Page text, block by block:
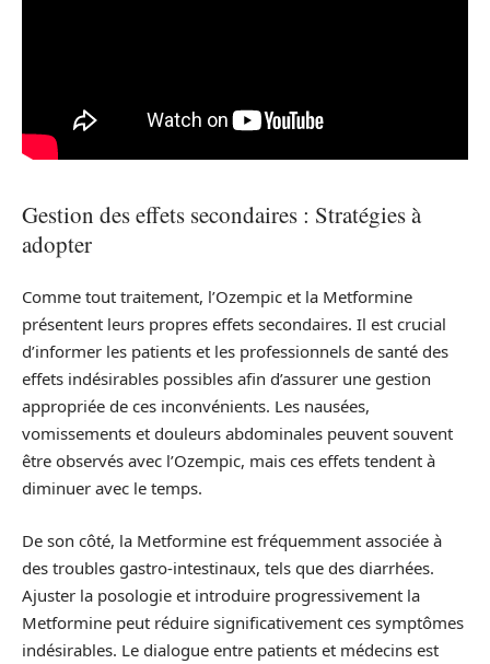
Gestion des effets secondaires : Stratégies à
adopter
Comme tout traitement, l’Ozempic et la Metformine
présentent leurs propres effets secondaires. Il est crucial
d’informer les patients et les professionnels de santé des
effets indésirables possibles afin d’assurer une gestion
appropriée de ces inconvénients. Les nausées,
vomissements et douleurs abdominales peuvent souvent
être observés avec l’Ozempic, mais ces effets tendent à
diminuer avec le temps.
De son côté, la Metformine est fréquemment associée à
des troubles gastro-intestinaux, tels que des diarrhées.
Ajuster la posologie et introduire progressivement la
Metformine peut réduire significativement ces symptômes
indésirables. Le dialogue entre patients et médecins est